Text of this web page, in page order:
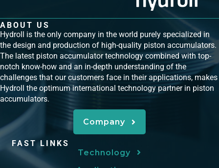
ABOUT US
Hydroll is the only company in the world purely specialized in
the design and production of high-quality piston accumulators.
The latest piston accumulator technology combined with top-
notch know-how and an in-depth understanding of the
challenges that our customers face in their applications, makes
Hydroll the optimum international technology partner in piston
accumulators.
Company
FAST LINKS
Technology